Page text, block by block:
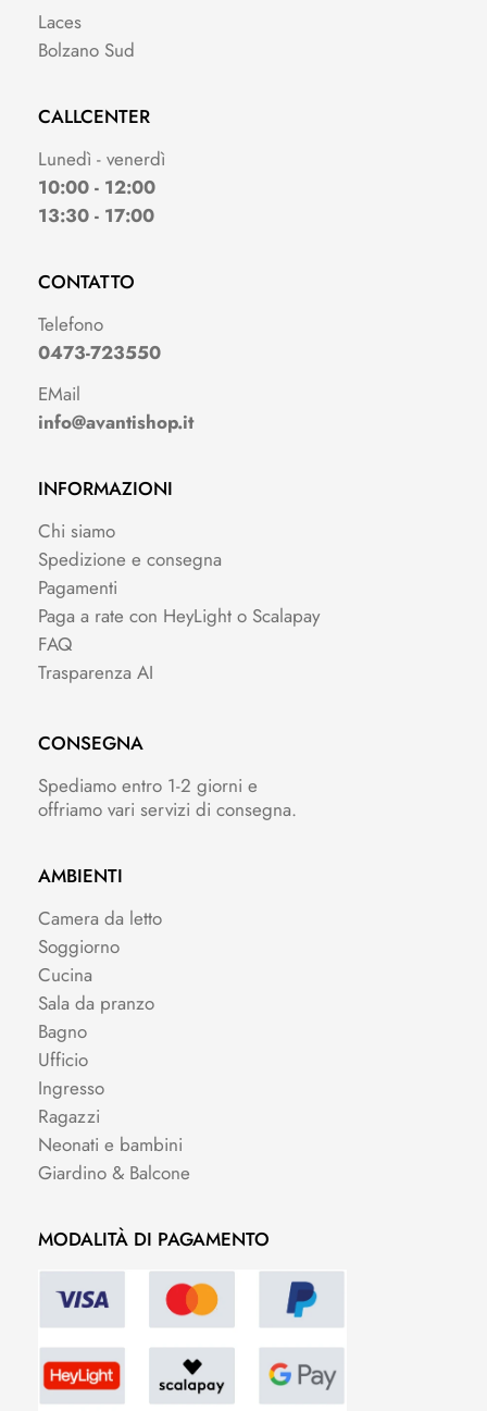
Laces
Bolzano Sud
CALLCENTER
Lunedì - venerdì
10:00 - 12:00
13:30 - 17:00
CONTATTO
Telefono
0473-723550
EMail
info@avantishop.it
INFORMAZIONI
Chi siamo
Spedizione e consegna
Pagamenti
Paga a rate con HeyLight o Scalapay
FAQ
Trasparenza AI
CONSEGNA
Spediamo entro 1-2 giorni e
offriamo vari servizi di consegna.
AMBIENTI
Camera da letto
Soggiorno
Cucina
Sala da pranzo
Bagno
Ufficio
Ingresso
Ragazzi
Neonati e bambini
Giardino & Balcone
MODALITÀ DI PAGAMENTO